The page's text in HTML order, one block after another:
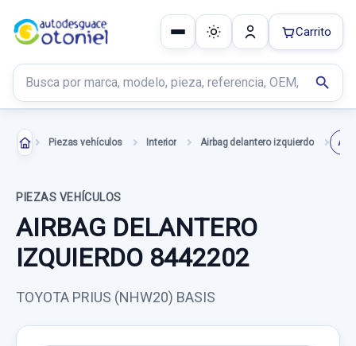
Buscar productos
search
Carrito
Piezas vehículos Interior Airbag delantero izquierdo
PIEZAS VEHÍCULOS
AIRBAG DELANTERO
IZQUIERDO 8442202
TOYOTA PRIUS (NHW20) BASIS